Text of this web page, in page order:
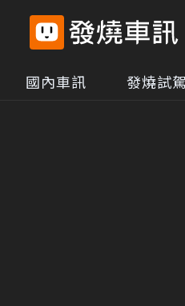
國內車訊 發燒試駕